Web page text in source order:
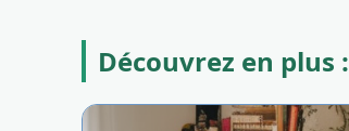
Découvrez en plus :